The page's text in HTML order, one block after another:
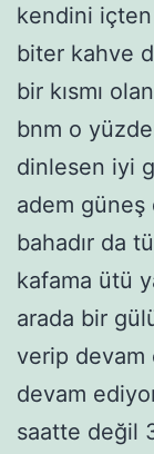
kendini
biter kahve
bir kısmı
bnm o
dinlesen iyi
adem güneş
bahadır da
kafama ütü
arada bir
verip devam
devam
saatte değil